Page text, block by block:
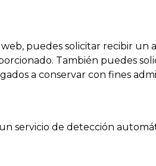
puedes solicitar recibir
También puedes
a conservar con fines
servicio de detección